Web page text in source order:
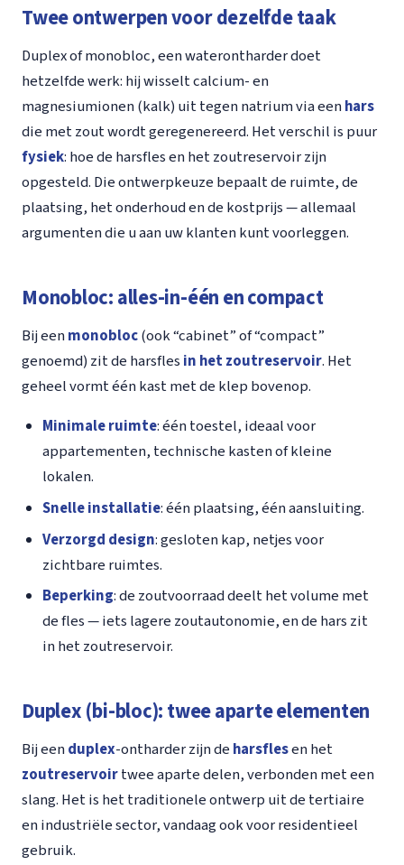
Twee ontwerpen voor dezelfde taak
Duplex of monobloc, een waterontharder doet
hetzelfde werk: hij wisselt calcium- en
magnesiumionen (kalk) uit tegen natrium via eenhars
die met zout wordt geregenereerd. Het verschil is puur
fysiek: hoe de harsfles en het zoutreservoir zijn
opgesteld. Die ontwerpkeuze bepaalt de ruimte, de
plaatsing, het onderhoud en de kostprijs — allemaal
argumenten die u aan uw klanten kunt voorleggen.
Monobloc: alles-in-één en compact
Bij eenmonobloc(ook “cabinet” of “compact”
genoemd) zit de harsfles in het zoutreservoir. Het
geheel vormt één kast met de klep bovenop.
Minimale ruimte: één toestel, ideaal voor
appartementen, technische kasten of kleine
lokalen.
Snelle installatie: één plaatsing, één aansluiting.
Verzorgd design: gesloten kap, netjes voor
zichtbare ruimtes.
Beperking: de zoutvoorraad deelt het volume met
de fles — iets lagere zoutautonomie, en de hars zit
in het zoutreservoir.
Duplex (bi-bloc): twee aparte elementen
Bij eenduplex-ontharder zijn de harsflesen het
zoutreservoirtwee aparte delen, verbonden met een
slang. Het is het traditionele ontwerp uit de tertiaire
en industriële sector, vandaag ook voor residentieel
gebruik.